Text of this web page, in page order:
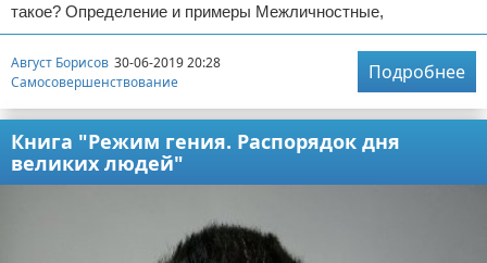
такое? Определение и примеры Межличностные,
Август Борисов 30-06-2019 20:28
Самосовершенствование
Подробнее
Книга "Режим гения. Распорядок дня
великих людей"